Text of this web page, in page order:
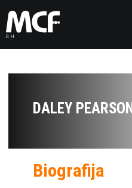
DALEY PEARSON
Biografija